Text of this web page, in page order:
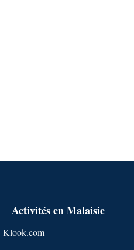
Activités en Malaisie
Klook.com